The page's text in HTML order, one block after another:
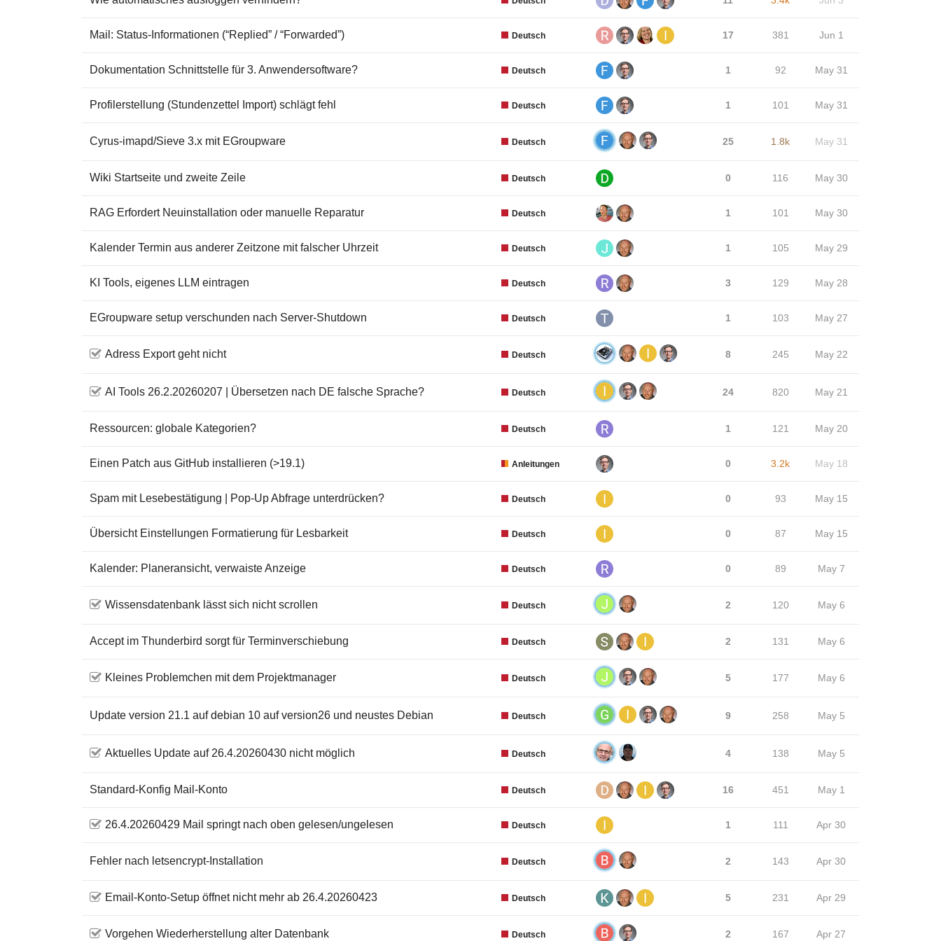
Mail: Status-Informationen (“Replied” / “Forwarded”) Deutsch 17 381 Jun 1
Dokumentation Schnittstelle für 3. Anwendersoftware? Deutsch 1 92 May 31
Profilerstellung (Stundenzettel Import) schlägt fehl Deutsch 1 101 May 31
Cyrus-imapd/Sieve 3.x mit EGroupware Deutsch 25 1.8k May 31
Wiki Startseite und zweite Zeile Deutsch 0 116 May 30
RAG Erfordert Neuinstallation oder manuelle Reparatur Deutsch 1 101 May 30
Kalender Termin aus anderer Zeitzone mit falscher Uhrzeit Deutsch 1 105 May 29
KI Tools, eigenes LLM eintragen Deutsch 3 129 May 28
EGroupware setup verschunden nach Server-Shutdown Deutsch 1 103 May 27
Adress Export geht nicht Deutsch 8 245 May 22
AI Tools 26.2.20260207 | Übersetzen nach DE falsche Sprache? Deutsch 24 820 May 21
Ressourcen: globale Kategorien? Deutsch 1 121 May 20
Einen Patch aus GitHub installieren (>19.1) Anleitungen 0 3.2k May 18
Spam mit Lesebestätigung | Pop-Up Abfrage unterdrücken? Deutsch 0 93 May 15
Übersicht Einstellungen Formatierung für Lesbarkeit Deutsch 0 87 May 15
Kalender: Planeransicht, verwaiste Anzeige Deutsch 0 89 May 7
Wissensdatenbank lässt sich nicht scrollen Deutsch 2 120 May 6
Accept im Thunderbird sorgt für Terminverschiebung Deutsch 2 131 May 6
Kleines Problemchen mit dem Projektmanager Deutsch 5 177 May 6
Update version 21.1 auf debian 10 auf version26 und neustes Debian Deutsch 9 258 May 5
Aktuelles Update auf 26.4.20260430 nicht möglich Deutsch 4 138 May 5
Standard-Konfig Mail-Konto Deutsch 16 451 May 1
26.4.20260429 Mail springt nach oben gelesen/ungelesen Deutsch 1 111 Apr 30
Fehler nach letsencrypt-Installation Deutsch 2 143 Apr 30
Email-Konto-Setup öffnet nicht mehr ab 26.4.20260423 Deutsch 5 231 Apr 29
Vorgehen Wiederherstellung alter Datenbank Deutsch 2 167 Apr 27